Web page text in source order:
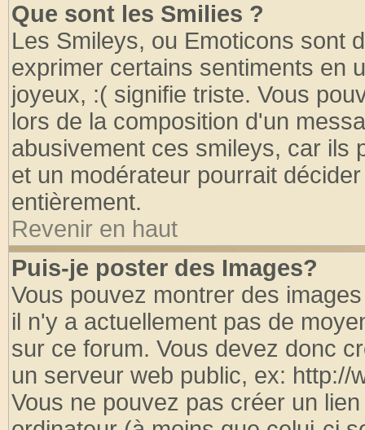
Que sont les Smilies ?
Les Smileys, ou Emoticons sont
exprimer certains sentiments en
joyeux, :( signifie triste. Vous
lors de la composition d'un
abusivement ces smileys, car ils
et un modérateur pourrait
entièrement.
Revenir en haut
Puis-je poster des Images?
Vous pouvez montrer des
il n'y a actuellement pas de
sur ce forum. Vous devez donc
un serveur web public, ex: http://
Vous ne pouvez pas créer un